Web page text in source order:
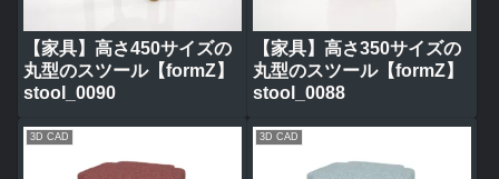
【家具】高さ450サイズの
丸型のスツール【formZ】
stool_0090
【家具】高さ350サイズの
丸型のスツール【formZ】
stool_0088
3D CAD 3D CAD